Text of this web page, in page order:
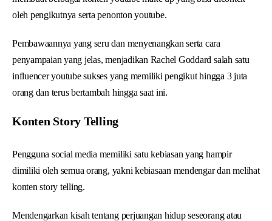
oleh pengikutnya serta penonton youtube.
Pembawaannya yang seru dan menyenangkan serta cara
penyampaian yang jelas, menjadikan Rachel Goddard salah satu
influencer youtube sukses yang memiliki pengikut hingga 3 juta
orang dan terus bertambah hingga saat ini.
Konten Story Telling
Pengguna social media memiliki satu kebiasan yang hampir
dimiliki oleh semua orang, yakni kebiasaan mendengar dan melihat
konten story telling.
Mendengarkan kisah tentang perjuangan hidup seseorang atau